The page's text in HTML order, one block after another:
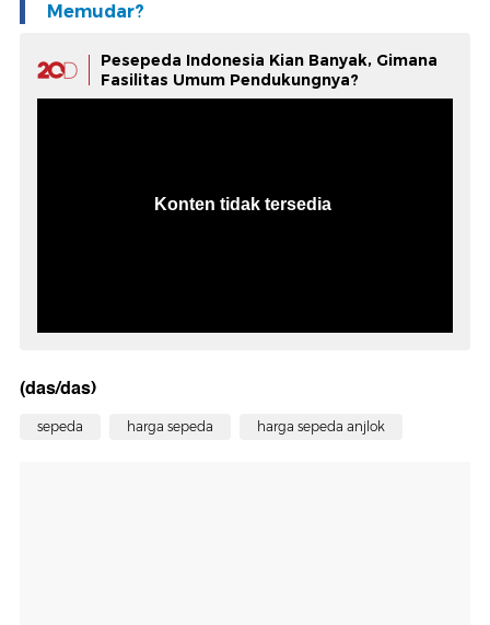
Memudar?
Pesepeda Indonesia Kian Banyak, Gimana
Fasilitas Umum Pendukungnya?
(das/das)
sepeda harga sepeda harga sepeda anjlok